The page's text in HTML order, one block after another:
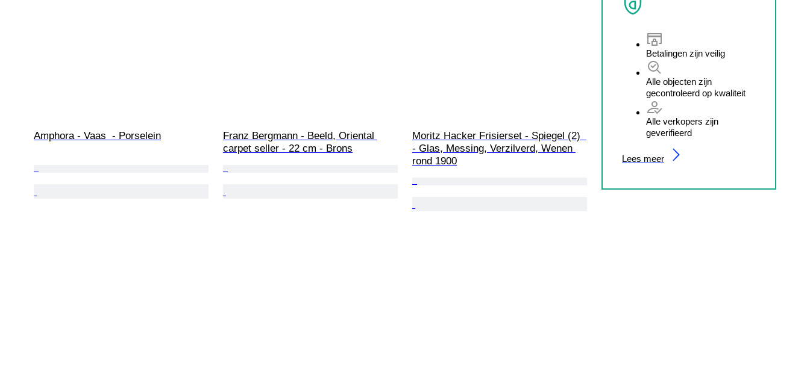
Betalingen zijn veilig
Alle objecten zijn
gecontroleerd op kwaliteit
Alle verkopers zijn
geverifieerd
Lees meer
Amphora - Vaas  - Porselein
Franz Bergmann - Beeld, Oriental
carpet seller - 22 cm - Brons
Moritz Hacker Frisierset - Spiegel (2)
- Glas, Messing, Verzilverd, Wenen
rond 1900